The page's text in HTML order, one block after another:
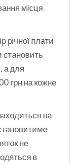
місця
річної плати
становить
а для
грн на кожне
на
не
в